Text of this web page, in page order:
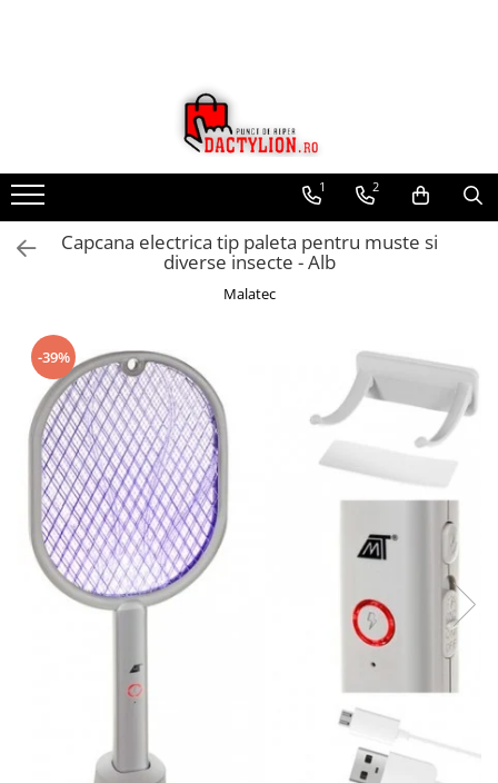
1 2
Capcana electrica tip paleta pentru muste si
diverse insecte - Alb
Malatec
-39%